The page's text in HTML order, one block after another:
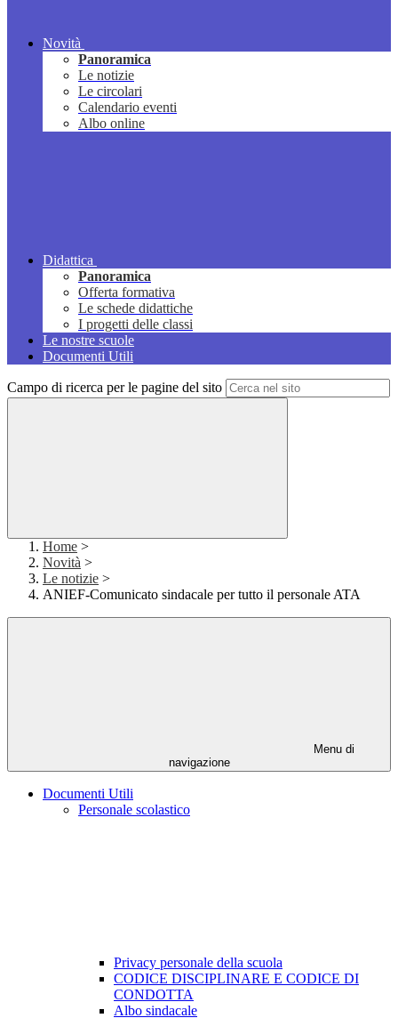
Novità
Panoramica
Le notizie
Le circolari
Calendario eventi
Albo online
Didattica
Panoramica
Offerta formativa
Le schede didattiche
I progetti delle classi
Le nostre scuole
Documenti Utili
Campo di ricerca per le pagine del sito
Home >
Novità >
Le notizie >
ANIEF-Comunicato sindacale per tutto il personale ATA
Menu di
navigazione
Documenti Utili
Personale scolastico
Privacy personale della scuola
CODICE DISCIPLINARE E CODICE DI
CONDOTTA
Albo sindacale